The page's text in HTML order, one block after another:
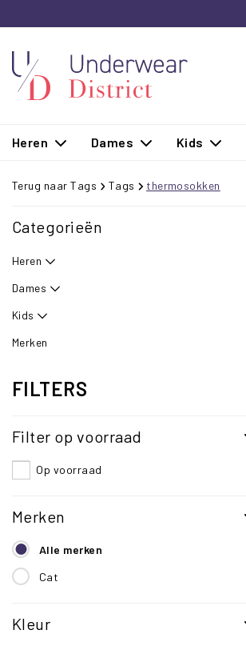
Heren Dames Kids
Terug naar Tags Tags thermosokken
Categorieën
Heren
Dames
Kids
Merken
FILTERS
Filter op voorraad
Op voorraad
Merken
Alle merken
Cat
Kleur